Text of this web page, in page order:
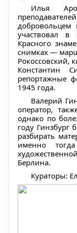
Илья
участвовал
Красного
снимках —
Рокоссовский,
Константин
репортажные
1945 года.
Валерий
оператор,
однако по
году Гинзбург
разбирать
именно
Берлина.
Кураторы: